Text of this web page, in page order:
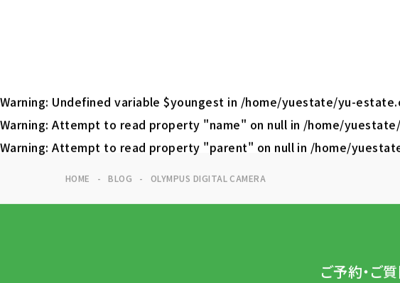
Warning: Undefined variable $youngest in /home/yuestate/yu-
Warning: Attempt to read property "name" on null in /home/
Warning: Attempt to read property "parent" on null in /home/
HOME BLOG OLYMPUS DIGITAL CAMERA
ご予約・ご